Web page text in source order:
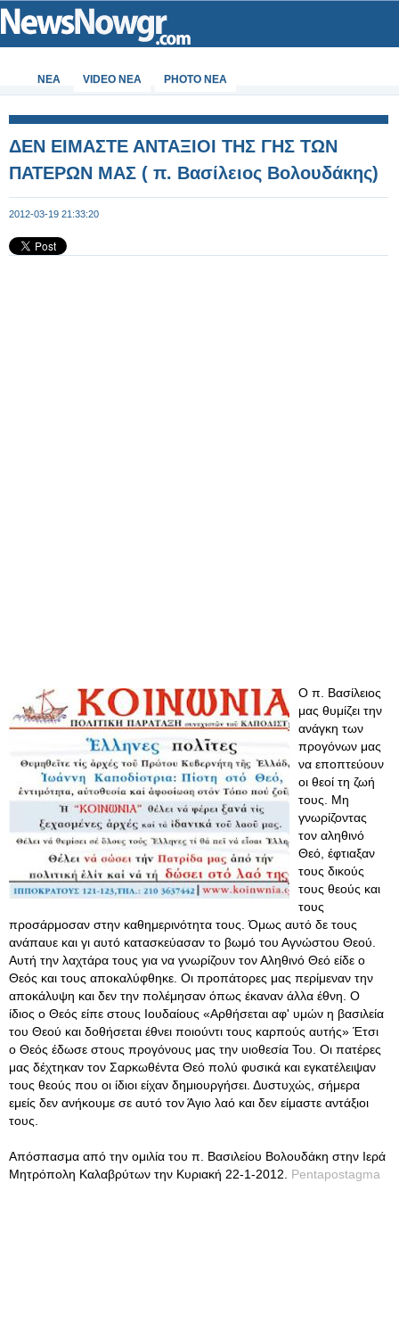
ΝΕΑ VIDEO NEA PHOTO NEA
ΔΕΝ ΕΙΜΑΣΤΕ ΑΝΤΑΞΙΟΙ ΤΗΣ ΓΗΣ ΤΩΝ
ΠΑΤΕΡΩΝ ΜΑΣ ( π. Βασίλειος Βολουδάκης)
2012-03-19 21:33:20
Ο π. Βασίλειος
μας θυμίζει την
ανάγκη των
προγόνων μας
να εποπτεύουν
οι θεοί τη ζωή
τους. Μη
γνωρίζοντας
τον αληθινό
Θεό, έφτιαξαν
τους δικούς
τους θεούς και
τους
προσάρμοσαν στην καθημερινότητα τους. Όμως αυτό δε τους
ανάπαυε και γι αυτό κατασκεύασαν το βωμό του Αγνώστου Θεού.
Αυτή την λαχτάρα τους για να γνωρίζουν τον Αληθινό Θεό είδε ο
Θεός και τους αποκαλύφθηκε. Οι προπάτορες μας περίμεναν την
αποκάλυψη και δεν την πολέμησαν όπως έκαναν άλλα έθνη. Ο
ίδιος ο Θεός είπε στους Ιουδαίους «Αρθήσεται αφ' υμών η βασιλεία
του Θεού και δοθήσεται έθνει ποιούντι τους καρπούς αυτής» Έτσι
ο Θεός έδωσε στους προγόνους μας την υιοθεσία Του. Οι πατέρες
μας δέχτηκαν τον Σαρκωθέντα Θεό πολύ φυσικά και εγκατέλειψαν
τους θεούς που οι ίδιοι είχαν δημιουργήσει. Δυστυχώς, σήμερα
εμείς δεν ανήκουμε σε αυτό τον Άγιο λαό και δεν είμαστε αντάξιοι
τους.
Απόσπασμα από την ομιλία του π. Βασιλείου Βολουδάκη στην Ιερά
Μητρόπολη Καλαβρύτων την Κυριακή 22-1-2012. Pentapostagma